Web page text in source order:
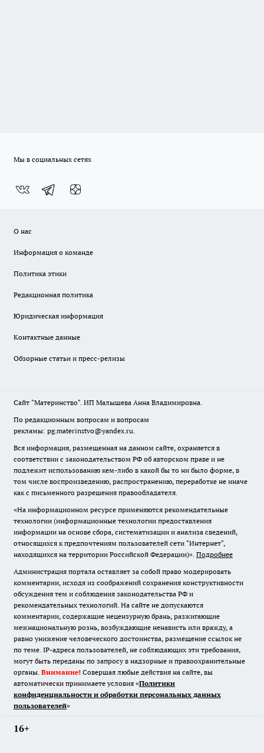
Мы в социальных сетях
О нас
Информация о команде
Политика этики
Редакционная политика
Юридическая информация
Контактные данные
Обзорные статьи и пресс-релизы
Сайт "Материнство". ИП Малышева Анна Владимировна.
По редакционным вопросам и вопросам
рекламы: pg.materinstvo@yandex.ru.
Вся информация, размещенная на данном сайте, охраняется в
соответствии с законодательством РФ об авторском праве и не
подлежит использованию кем-либо в какой бы то ни было форме, в
том числе воспроизведению, распространению, переработке не иначе
как с письменного разрешения правообладателя.
«На информационном ресурсе применяются рекомендательные
технологии (информационные технологии предоставления
информации на основе сбора, систематизации и анализа сведений,
относящихся к предпочтениям пользователей сети "Интернет",
находящихся на территории Российской Федерации)». Подробнее
Администрация портала оставляет за собой право модерировать
комментарии, исходя из соображений сохранения конструктивности
обсуждения тем и соблюдения законодательства РФ и
рекомендательных технологий. На сайте не допускаются
комментарии, содержащие нецензурную брань, разжигающие
межнациональную рознь, возбуждающие ненависть или вражду, а
равно унижение человеческого достоинства, размещение ссылок не
по теме. IP-адреса пользователей, не соблюдающих эти требования,
могут быть переданы по запросу в надзорные и правоохранительные
органы. Внимание! Совершая любые действия на сайте, вы
автоматически принимаете условия «Политики
конфиденциальности и обработки персональных данных
пользователей»
16+